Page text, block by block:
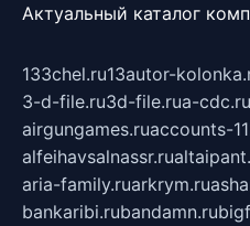
Актуальный каталог
133chel.ru13autor-
3-d-file.ru3d-file.rua-cdc.ru
airgungames.ruaccounts-
alfeihavsalnassr.ru
aria-family.ruarkrym.ru
bankaribi.rubandamn.ru